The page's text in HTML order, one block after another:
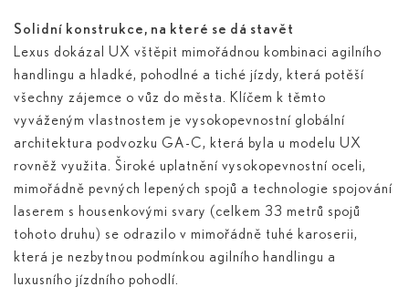
Solidní konstrukce, na které se dá stavět
Lexus dokázal UX vštěpit mimořádnou kombinaci agilního
handlingu a hladké, pohodlné a tiché jízdy, která potěší
všechny zájemce o vůz do města. Klíčem k těmto
vyváženým vlastnostem je vysokopevnostní globální
architektura podvozku GA-C, která byla u modelu UX
rovněž využita. Široké uplatnění vysokopevnostní oceli,
mimořádně pevných lepených spojů a technologie spojování
laserem s housenkovými svary (celkem 33 metrů spojů
tohoto druhu) se odrazilo v mimořádně tuhé karoserii,
která je nezbytnou podmínkou agilního handlingu a
luxusního jízdního pohodlí.